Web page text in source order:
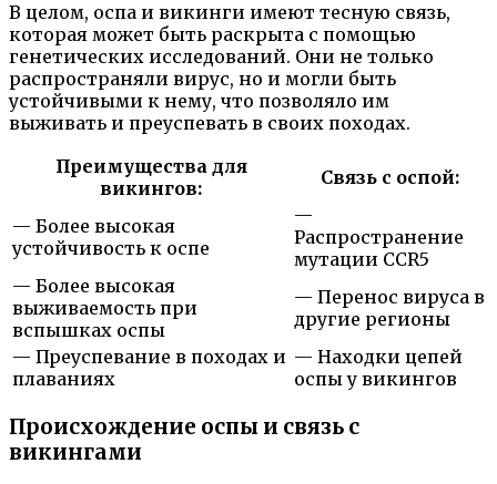
В целом, оспа и викинги имеют тесную связь,
которая может быть раскрыта с помощью
генетических исследований. Они не только
распространяли вирус, но и могли быть
устойчивыми к нему, что позволяло им
выживать и преуспевать в своих походах.
Преимущества для
викингов:
Связь с оспой:
— Более высокая
устойчивость к оспе
—
Распространение
мутации CCR5
— Более высокая
выживаемость при
вспышках оспы
— Перенос вируса в
другие регионы
— Преуспевание в походах и
плаваниях
— Находки цепей
оспы у викингов
Происхождение оспы и связь с
викингами